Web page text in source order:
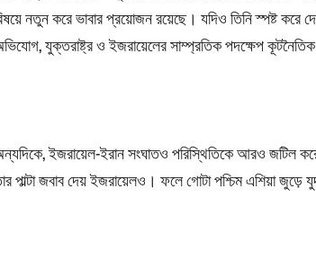
নতুন করে ভাবার প্রয়োজন রয়েছে। যদিও তিনি স্পষ্ট
যুক্তরাষ্ট্র ও ইজরায়েলের সাম্প্রতিক পদক্ষেপ কূটনৈতিক
ইজরায়েল-ইরান সংঘাতও পরিস্থিতিকে আরও জটিল করে
পাল্টা জবাব দেয় ইজরায়েলও। ফলে গোটা পশ্চিম এশিয়া